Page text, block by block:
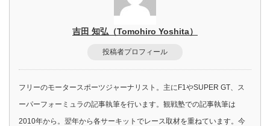
吉田 知弘（Tomohiro Yoshita）
投稿者プロフィール
フリーのモータースポーツジャーナリスト。主にF1やSUPER GT、ス
ーパーフォーミュラの記事執筆を行います。観戦塾での記事執筆は
2010年から。翌年から各サーキットでレース取材を重ねています。今